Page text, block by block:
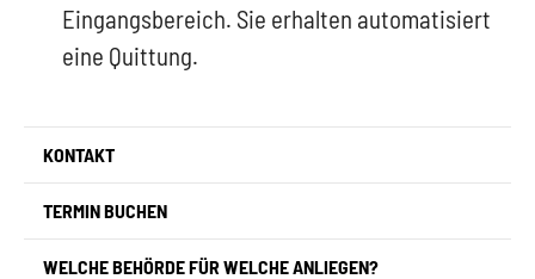
Eingangsbereich. Sie erhalten automatisiert
eine Quittung.
KONTAKT
TERMIN BUCHEN
WELCHE BEHÖRDE FÜR WELCHE ANLIEGEN?